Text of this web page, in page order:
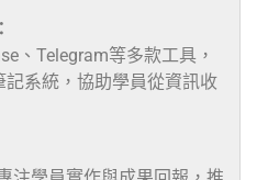
、Telegram等多款工具，
系統，協助學員從資訊收